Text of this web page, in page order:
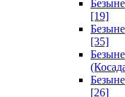
[19]
[35]
[26]